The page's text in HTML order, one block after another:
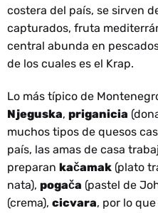
costera del país, se sirven
capturados, fruta
central abunda en
de los cuales es el Krap.
Lo más típico de
Njeguska, priganicia
muchos tipos de quesos
país, las amas de casa
preparan kačamak (plato
nata), pogača (pastel de
(crema), cicvara, por lo